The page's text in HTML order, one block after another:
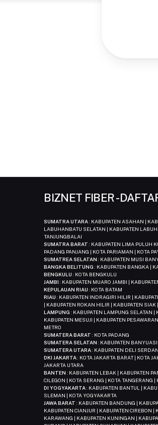
BIZNET FIBER -
SUMATRA UTARA: KABUPATEN ASAHAN |
LABUHANBATU SELATAN | KABUPATEN
TANJUNGBALAI
SUMATRA BARAT : KABUPATEN LIMA PULUH
PADANG PANJANG | KOTA PARIAMAN | KOTA
SUMATREA SELATAN : KABUPATEN MUSI
BANGKA BELITUNG : KABUPATEN BANGKA |
BENGKULU : KOTA BENGKULU
JAMBI : KABUPATEN MUARO JAMBI |
KEPULAUAN RIAU : KOTA BATAM
RIAU : KABUPATEN INDRAGIRI HILIR |
| KABUPATEN ROKAN HILIR | KABUPATEN
LAMPUNG : KABUPATEN LAMPUNG SELATAN
KABUPATEN MESUJI | KABUPATEN
METRO
SUMATERA BARAT : KOTA PADANG
SUMATERA SELATAN : KABUPATEN
SUMATERA UTARA: KABUPATEN DELI
DKI JAKARTA: KOTA JAKARTA BARAT | KOTA
JAKARTA UTARA
BANTEN : KABUPATEN LEBAK | KABUPATEN
CILEGON | KOTA SERANG | KOTA TANGERANG |
DI YOGYAKARTA: KABUPATEN BANTUL |
SLEMAN | KOTA YOGYAKARTA
JAWA BARAT : KABUPATEN BANDUNG |
KABUPATEN CIANJUR | KABUPATEN CIREBON
KARAWANG | KABUPATEN KUNINGAN |